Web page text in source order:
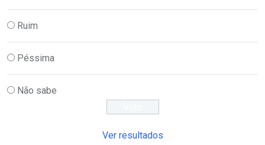
Ruim
Péssima
Não sabe
Ver resultados